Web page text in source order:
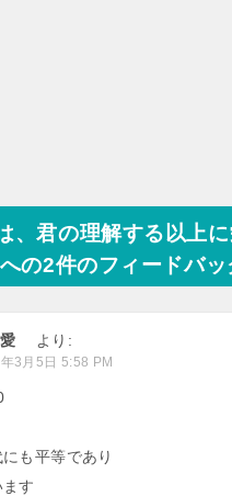
、君の理解する以上
の2件のフィードバッ
愛 より:
3月5日 5:58 PM
も平等であり
す